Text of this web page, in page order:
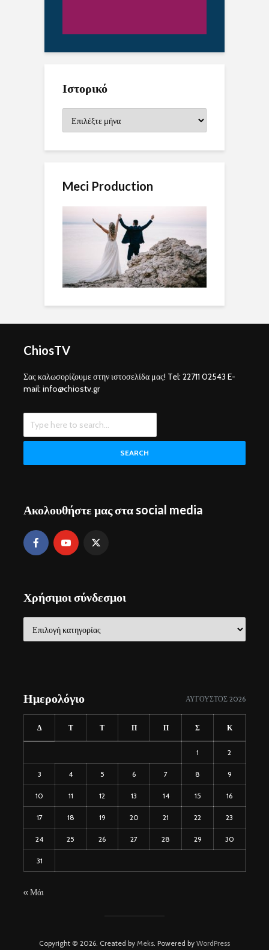
Ιστορικό
Meci Production
ChiosTV
Σας καλωσορίζουμε στην ιστοσελίδα μας! Tel: 22711 02543 E-
mail: info@chiostv.gr
SEARCH
Ακολουθήστε μας στα social media
Χρήσιμοι σύνδεσμοι
σύνδεσμοι
Ημερολόγιο ΑΎΓΟΥΣΤΟΣ 2026
Δ Τ Τ Π Π Σ Κ
1 2
3 4 5 6 7 8 9
10 11 12 13 14 15 16
17 18 19 20 21 22 23
24 25 26 27 28 29 30
31
« Μάι
Copyright © 2026. Created by Meks. Powered by WordPress